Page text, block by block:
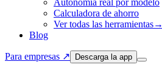
Autonomía real por modelo
Calculadora de ahorro
Ver todas las herramientas→
Blog
Para empresas ↗ Descarga la app